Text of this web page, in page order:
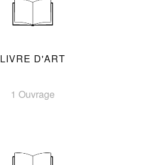
LIVRE D'ART
1 Ouvrage